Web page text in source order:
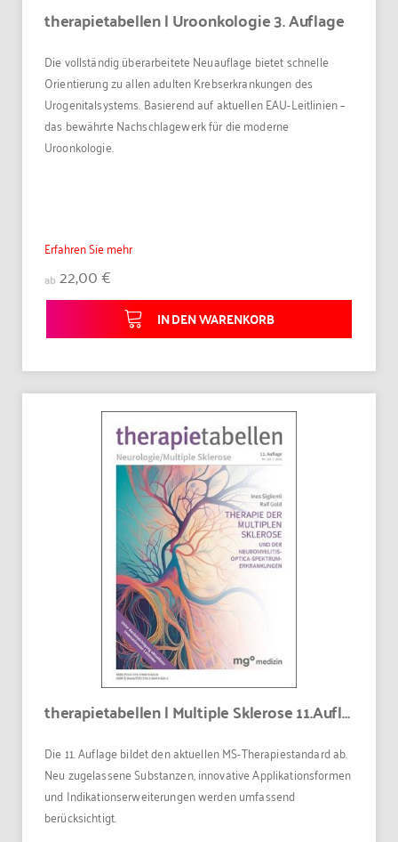
therapietabellen | Uroonkologie 3. Auflage
Die vollständig überarbeitete Neuauflage bietet schnelle
Orientierung zu allen adulten Krebserkrankungen des
Urogenitalsystems. Basierend auf aktuellen EAU-Leitlinien –
das bewährte Nachschlagewerk für die moderne
Uroonkologie.
Erfahren Sie mehr
ab22,00 €
IN DEN WARENKORB
therapietabellen | Multiple Sklerose 11.Auflage
Die 11. Auflage bildet den aktuellen MS-Therapiestandard ab.
Neu zugelassene Substanzen, innovative Applikationsformen
und Indikationserweiterungen werden umfassend
berücksichtigt.